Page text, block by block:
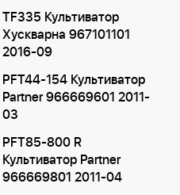
TF335 Культиватор
Хускварна 967101101
2016-09
PFT44-154 Культиватор
Partner 966669601 2011-
03
PFT85-800 R
Культиватор Partner
966669801 2011-04